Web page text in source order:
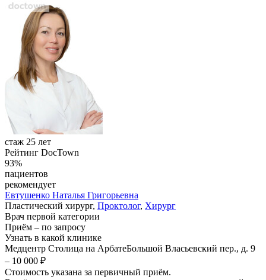
стаж 25 лет
Рейтинг DocTown
93%
пациентов
рекомендует
Евтушенко Наталья Григорьевна
Пластический хирург, Проктолог, Хирург
Врач первой категории
Приём – по запросу
Узнать в какой клинике
Медцентр Столица на АрбатеБольшой Власьевский пер., д. 9
– 10 000 ₽
Стоимость указана за первичный приём.